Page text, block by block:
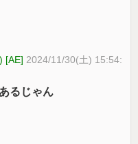
[AE] 2024/11/30(土) 15:54:
るじゃん